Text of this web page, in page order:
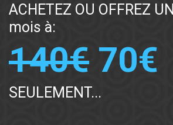
ACHETEZ OU OFFREZ UN
mois à:
140€ 70€
SEULEMENT...